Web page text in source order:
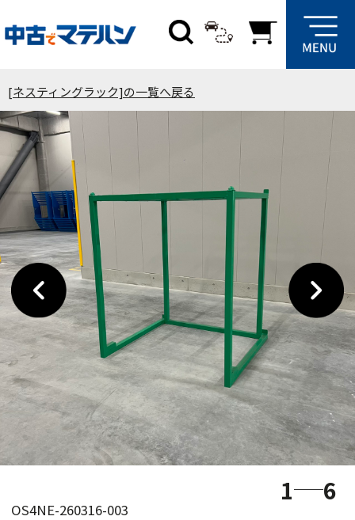
[ネスティングラック]の一覧へ戻る
1 6
OS4NE-260316-003